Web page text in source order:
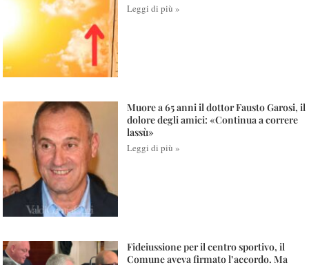
Leggi di più »
Muore a 65 anni il dottor Fausto Garosi, il
dolore degli amici: «Continua a correre
lassù»
Leggi di più »
Fideiussione per il centro sportivo, il
Comune aveva firmato l’accordo. Ma